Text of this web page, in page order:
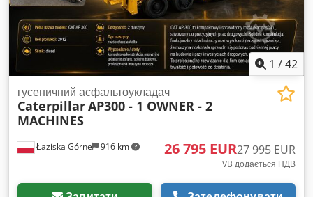
1 /42
Łaziska Górne 916 km
гусеничний асфальтоукладач
CaterpillarAP300 - 1 OWNER - 2
MACHINES
26 795 EUR27 995 EUR
VB додається ПДВ